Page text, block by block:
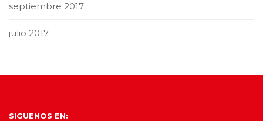
septiembre 2017
julio 2017
SIGUENOS EN: